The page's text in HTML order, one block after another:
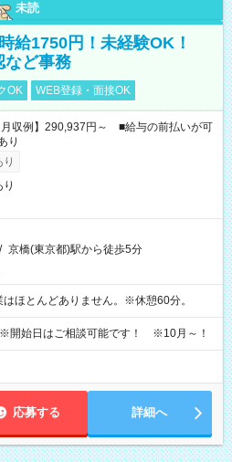
未読
給1750円！未経験OK！
など事務
OK WEB登録・面接OK
収例】290,937円～ ■給与の前払いが可
り
/ 京橋(東京都)駅から徒歩5分
ほとんどありません。※休憩60分。
始日はご相談可能です！ ※10月～！
応募する 詳細へ